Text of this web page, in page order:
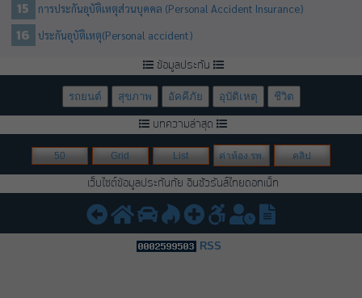
การประกันอุบัติเหตุส่วนบุคคล (Personal Accident Insurance)
ประกันอุบัติเหตุ(Personal accident)
ข้อมูลประกัน
รถยนต์ สุขภาพ อัคคีภัย อุบัติเหตุ ชีวิต
บทความล่าสุด
50 Grid List ค่าห้อง รพ. คลิป
เว็บไซต์ข้อมูลประกันภัย อินชัวรันส์ไทยดอทเน็ท
RSS